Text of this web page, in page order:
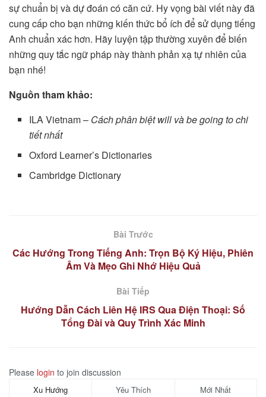
sự chuẩn bị và dự đoán có căn cứ. Hy vọng bài viết này đã
cung cấp cho bạn những kiến thức bổ ích để sử dụng tiếng
Anh chuẩn xác hơn. Hãy luyện tập thường xuyên để biến
những quy tắc ngữ pháp này thành phản xạ tự nhiên của
bạn nhé!
Nguồn tham khảo:
ILA Vietnam – Cách phân biệt will và be going to chi
tiết nhất
Oxford Learner’s Dictionaries
Cambridge Dictionary
Bài Trước
Các Hướng Trong Tiếng Anh: Trọn Bộ Ký Hiệu, Phiên
Âm Và Mẹo Ghi Nhớ Hiệu Quả
Bài Tiếp
Hướng Dẫn Cách Liên Hệ IRS Qua Điện Thoại: Số
Tổng Đài và Quy Trình Xác Minh
Please login to join discussion
Xu Hướng Yêu Thích Mới Nhất